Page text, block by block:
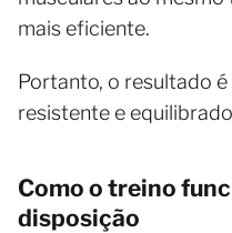
mais eficiente.
Portanto, o resultado
resistente e
Como o treino
disposição